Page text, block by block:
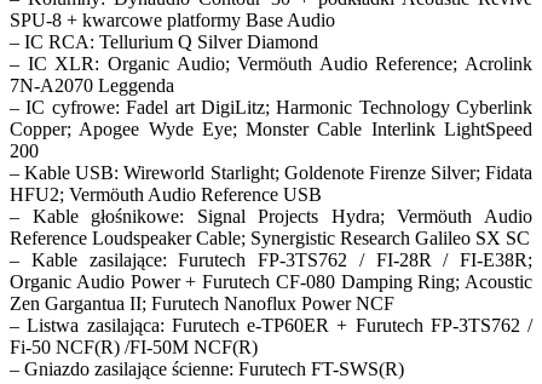
SPU-8 + kwarcowe platformy Base Audio
– IC RCA: Tellurium Q Silver Diamond
– IC XLR: Organic Audio; Vermöuth Audio Reference; Acrolink
7N-A2070 Leggenda
– IC cyfrowe: Fadel art DigiLitz; Harmonic Technology Cyberlink
Copper; Apogee Wyde Eye; Monster Cable Interlink LightSpeed
200
– Kable USB: Wireworld Starlight; Goldenote Firenze Silver; Fidata
HFU2; Vermöuth Audio Reference USB
– Kable głośnikowe: Signal Projects Hydra; Vermöuth Audio
Reference Loudspeaker Cable; Synergistic Research Galileo SX SC
– Kable zasilające: Furutech FP-3TS762 / FI-28R / FI-E38R;
Organic Audio Power + Furutech CF-080 Damping Ring; Acoustic
Zen Gargantua II; Furutech Nanoflux Power NCF
– Listwa zasilająca: Furutech e-TP60ER + Furutech FP-3TS762 /
Fi-50 NCF(R) /FI-50M NCF(R)
– Gniazdo zasilające ścienne: Furutech FT-SWS(R)